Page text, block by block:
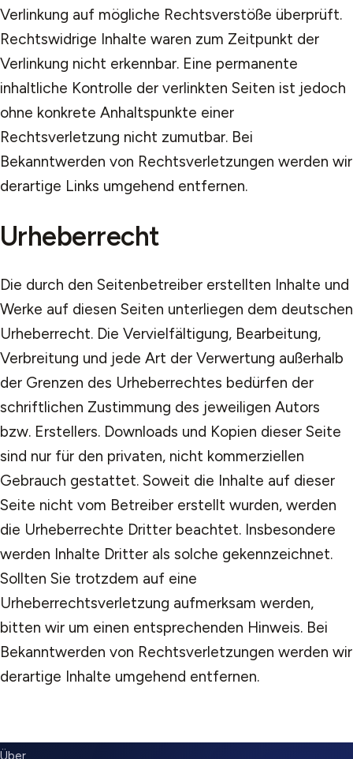
Verlinkung auf mögliche Rechtsverstöße überprüft.
Rechtswidrige Inhalte waren zum Zeitpunkt der
Verlinkung nicht erkennbar. Eine permanente
inhaltliche Kontrolle der verlinkten Seiten ist jedoch
ohne konkrete Anhaltspunkte einer
Rechtsverletzung nicht zumutbar. Bei
Bekanntwerden von Rechtsverletzungen werden wir
derartige Links umgehend entfernen.
Urheberrecht
Die durch den Seitenbetreiber erstellten Inhalte und
Werke auf diesen Seiten unterliegen dem deutschen
Urheberrecht. Die Vervielfältigung, Bearbeitung,
Verbreitung und jede Art der Verwertung außerhalb
der Grenzen des Urheberrechtes bedürfen der
schriftlichen Zustimmung des jeweiligen Autors
bzw. Erstellers. Downloads und Kopien dieser Seite
sind nur für den privaten, nicht kommerziellen
Gebrauch gestattet. Soweit die Inhalte auf dieser
Seite nicht vom Betreiber erstellt wurden, werden
die Urheberrechte Dritter beachtet. Insbesondere
werden Inhalte Dritter als solche gekennzeichnet.
Sollten Sie trotzdem auf eine
Urheberrechtsverletzung aufmerksam werden,
bitten wir um einen entsprechenden Hinweis. Bei
Bekanntwerden von Rechtsverletzungen werden wir
derartige Inhalte umgehend entfernen.
SUBMENU
Über